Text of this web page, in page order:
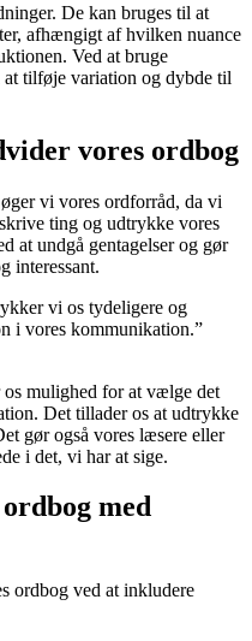
De kan bruges til at
afhængigt af hvilken nuance
Ved at bruge
tilføje variation og dybde til
vores ordbog
vi vores ordforråd, da vi
ting og udtrykke vores
at undgå gentagelser og gør
interessant.
vi os tydeligere og
i vores kommunikation.”
mulighed for at vælge det
Det tillader os at udtrykke
gør også vores læsere eller
i det, vi har at sige.
med
ordbog ved at inkludere